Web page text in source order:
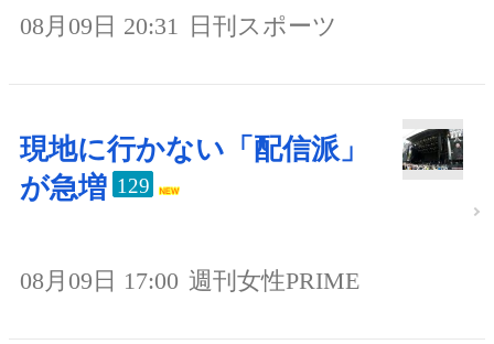
08月09日 20:31 日刊スポーツ
現地に行かない「配信派」
が急増 129
08月09日 17:00 週刊女性PRIME